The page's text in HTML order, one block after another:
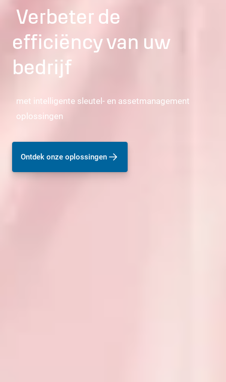
Verbeter de
efficiëncy van uw
bedrijf
met intelligente sleutel- en assetmanagement
oplossingen
Ontdek onze oplossingen